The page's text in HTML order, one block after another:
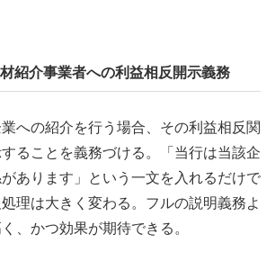
紹介事業者への利益相反開示義務
への紹介を行う場合、その利益相反関
ることを義務づける。「当行は当該企
あります」という一文を入れるだけで
理は大きく変わる。フルの説明義務よ
、かつ効果が期待できる。